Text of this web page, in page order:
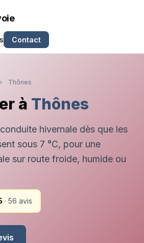
Contact
› Thônes
à Thônes
hivernale dès que les
sous 7 °C, pour une
sur route froide, humide ou
· 56 avis